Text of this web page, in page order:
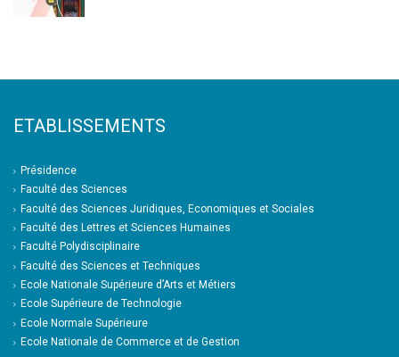
ETABLISSEMENTS
Présidence
Faculté des Sciences
Faculté des Sciences Juridiques, Economiques et Sociales
Faculté des Lettres et Sciences Humaines
Faculté Polydisciplinaire
Faculté des Sciences et Techniques
Ecole Nationale Supérieure d’Arts et Métiers
Ecole Supérieure de Technologie
Ecole Normale Supérieure
Ecole Nationale de Commerce et de Gestion